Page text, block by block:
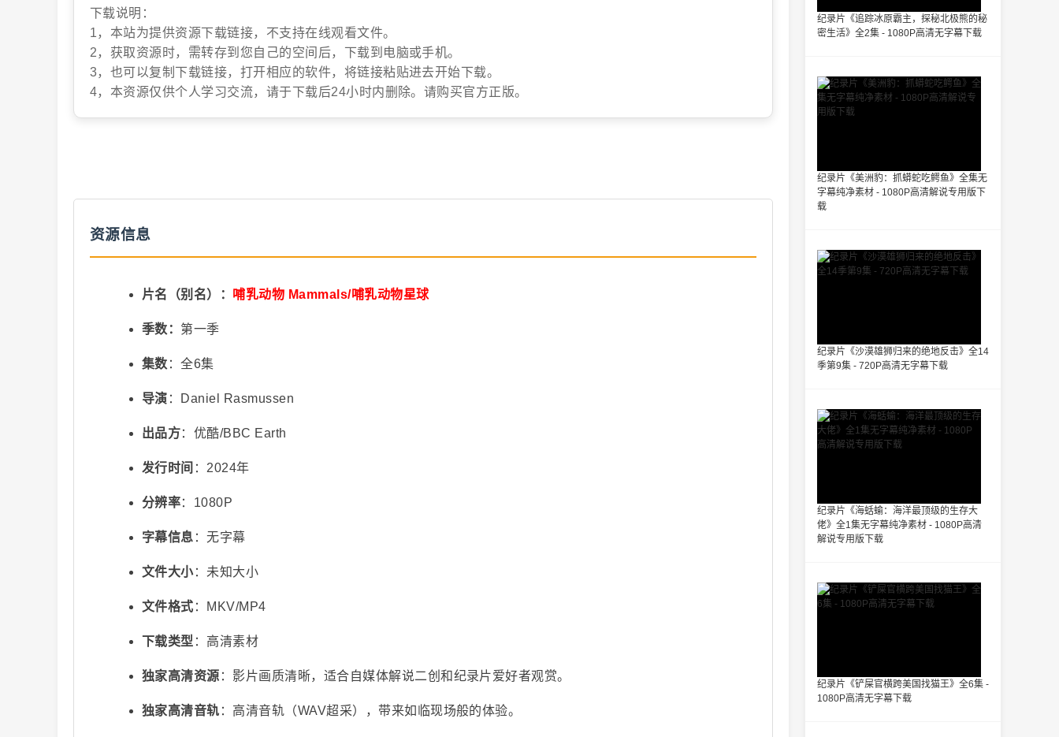
视
下载说明：
1，本站为提供资源下载链接，不支持在线观看文件。
2，获取资源时，需转存到您自己的空间后，下载到电脑或手机。
3，也可以复制下载链接，打开相应的软件，将链接粘贴进去开始下载。
4，本资源仅供个人学习交流，请于下载后24小时内删除。请购买官方正版。
资源信息
片名（别名）： 哺乳动物 Mammals/哺乳动物星球
季数： 第一季
集数 ：全6集
导演 ：Daniel Rasmussen
出品方：优酷/BBC Earth
发行时间 ：2024年
分辨率：1080P
字幕信息 ：无字幕
文件大小：未知大小
文件格式 ：MKV/MP4
下载类型 ：高清素材
独家高清资源 ：影片画质清晰，适合自媒体解说二创和纪录片爱好者观赏。
独家高清音轨 ：高清音轨（WAV超采），带来如临现场般的体验。
纪录片《追踪冰原霸主，探秘北极熊的秘
密生活》全2集 - 1080P高清无字幕下载
纪录片《美洲豹：抓蟒蛇吃鳄鱼》全集无
字幕纯净素材 - 1080P高清解说专用版下
载
纪录片《沙漠雄狮归来的绝地反击》全14
季第9集 - 720P高清无字幕下载
纪录片《海蛞蝓：海洋最顶级的生存大
佬》全1集无字幕纯净素材 - 1080P高清
解说专用版下载
纪录片《铲屎官横跨美国找猫王》全6集 -
1080P高清无字幕下载